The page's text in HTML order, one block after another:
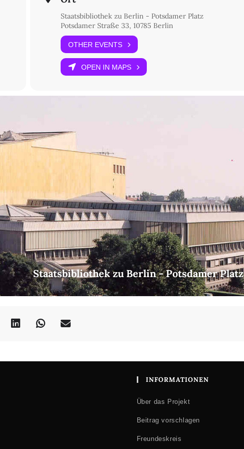
Staatsbibliothek zu Berlin - Potsdamer Platz
Potsdamer Straße 33, 10785 Berlin
OTHER EVENTS
OPEN IN MAPS
Staatsbibliothek zu Berlin - Potsdamer Platz
INFORMATIONEN
Über das Projekt
Beitrag vorschlagen
Freundeskreis